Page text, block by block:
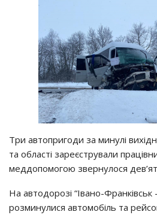
Три автопригоди за минулі
та області зареєстрували
меддопомогою звернулося
На автодорозі “Івано-Франківськ
розминулися автомобіль та